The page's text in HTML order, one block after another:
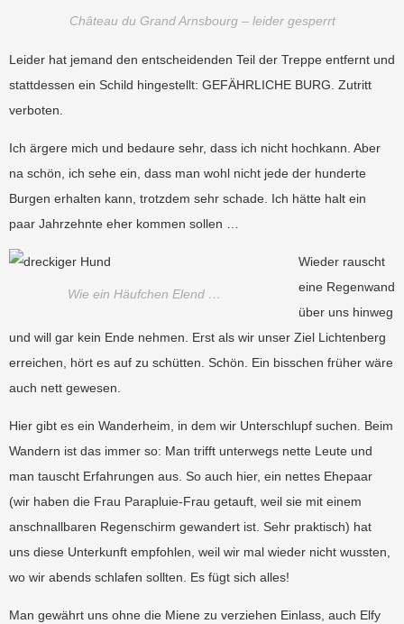
Château du Grand Arnsbourg – leider gesperrt
Leider hat jemand den entscheidenden Teil der Treppe entfernt und
stattdessen ein Schild hingestellt: GEFÄHRLICHE BURG. Zutritt
verboten.
Ich ärgere mich und bedaure sehr, dass ich nicht hochkann. Aber
na schön, ich sehe ein, dass man wohl nicht jede der hunderte
Burgen erhalten kann, trotzdem sehr schade. Ich hätte halt ein
paar Jahrzehnte eher kommen sollen …
Wie ein Häufchen Elend …
Wieder rauscht
eine Regenwand
über uns hinweg
und will gar kein Ende nehmen. Erst als wir unser Ziel Lichtenberg
erreichen, hört es auf zu schütten. Schön. Ein bisschen früher wäre
auch nett gewesen.
Hier gibt es ein Wanderheim, in dem wir Unterschlupf suchen. Beim
Wandern ist das immer so: Man trifft unterwegs nette Leute und
man tauscht Erfahrungen aus. So auch hier, ein nettes Ehepaar
(wir haben die Frau Parapluie-Frau getauft, weil sie mit einem
anschnallbaren Regenschirm gewandert ist. Sehr praktisch) hat
uns diese Unterkunft empfohlen, weil wir mal wieder nicht wussten,
wo wir abends schlafen sollten. Es fügt sich alles!
Man gewährt uns ohne die Miene zu verziehen Einlass, auch Elfy